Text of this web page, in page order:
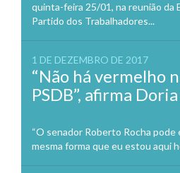
quinta-feira 25/01, na reunião da
Partido dos Trabalhadores...
1 DE DEZEMBRO DE 2017
“Não há vermelho
PSDB”, afirma Doria
“O senador Roberto Rocha
mesma forma que eu estou aqui